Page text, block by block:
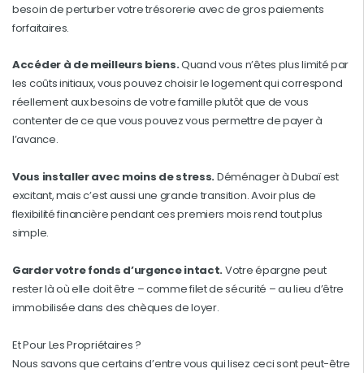
besoin de perturber votre trésorerie avec de gros paiements
forfaitaires.
Accéder à de meilleurs biens.Quand vous n’êtes plus limité par
les coûts initiaux, vous pouvez choisir le logement qui correspond
réellement aux besoins de votre famille plutôt que de vous
contenter de ce que vous pouvez vous permettre de payer à
l’avance.
Vous installer avec moins de stress.Déménager à Dubaï est
excitant, mais c’est aussi une grande transition. Avoir plus de
flexibilité financière pendant ces premiers mois rend tout plus
simple.
Garder votre fonds d’urgence intact.Votre épargne peut
rester là où elle doit être – comme filet de sécurité – au lieu d’être
immobilisée dans des chèques de loyer.
Et Pour Les Propriétaires ?
Nous savons que certains d’entre vous qui lisez ceci sont peut-être